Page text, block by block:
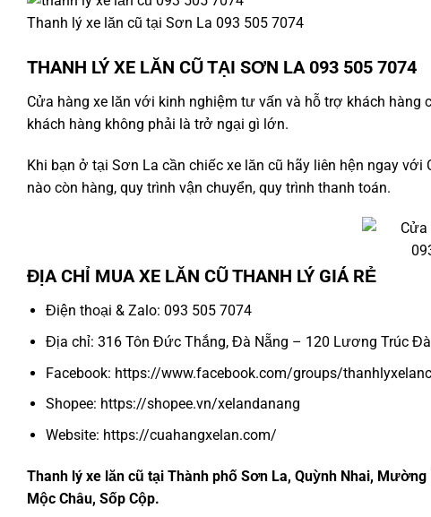
Thanh lý xe lăn cũ tại Sơn La 093 505 7074
THANH LÝ XE LĂN CŨ TẠI SƠN LA 093 505 7074
Cửa hàng xe lăn với kinh nghiệm tư vấn và hỗ trợ khách hàng
khách hàng không phải là trở ngại gì lớn.
Khi bạn ở tại Sơn La cần chiếc xe lăn cũ hãy liên hện ngay
nào còn hàng, quy trình vận chuyển, quy trình thanh toán.
ĐỊA CHỈ MUA XE LĂN CŨ THANH LÝ GIÁ RẺ
Điện thoại & Zalo: 093 505 7074
Địa chỉ: 316 Tôn Đức Thắng, Đà Nẵng – 120 Lương Trúc
Facebook: https://www.facebook.com/groups/
Shopee: https://shopee.vn/xelandanang
Website: https://cuahangxelan.com/
Thanh lý xe lăn cũ tại Thành phố Sơn La, Quỳnh Nhai, Mường
Mộc Châu, Sốp Cộp.